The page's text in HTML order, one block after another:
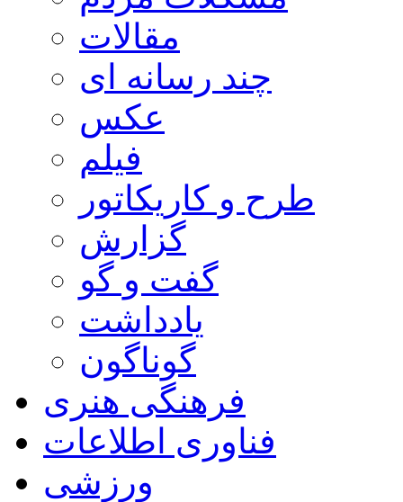
مقالات
چند رسانه ای
عکس
فیلم
طرح و کاریکاتور
گزارش
گفت و گو
یادداشت
گوناگون
فرهنگی هنری
فناوری اطلاعات
ورزشی